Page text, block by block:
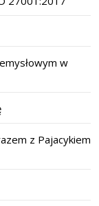
w
z Pajacykiem